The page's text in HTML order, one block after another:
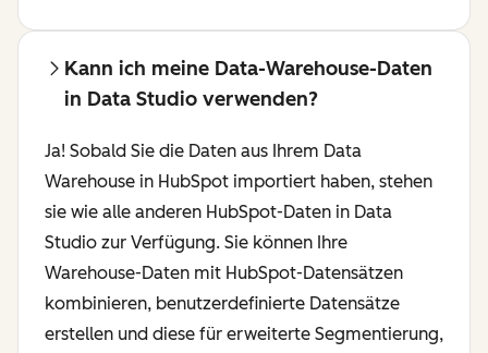
Kann ich meine Data-Warehouse-Daten
in Data Studio verwenden?
Ja! Sobald Sie die Daten aus Ihrem Data
Warehouse in HubSpot importiert haben, stehen
sie wie alle anderen HubSpot-Daten in Data
Studio zur Verfügung. Sie können Ihre
Warehouse-Daten mit HubSpot-Datensätzen
kombinieren, benutzerdefinierte Datensätze
erstellen und diese für erweiterte Segmentierung,